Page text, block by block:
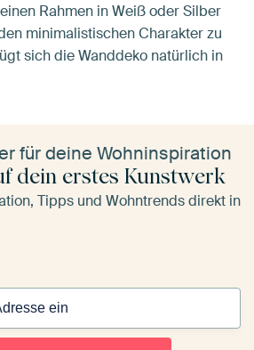
Rahmen in Weiß oder Silber
minimalistischen Charakter zu
sich die Wanddeko natürlich in
für deine Wohninspiration
dein erstes Kunstwerk
Tipps und Wohntrends direkt in